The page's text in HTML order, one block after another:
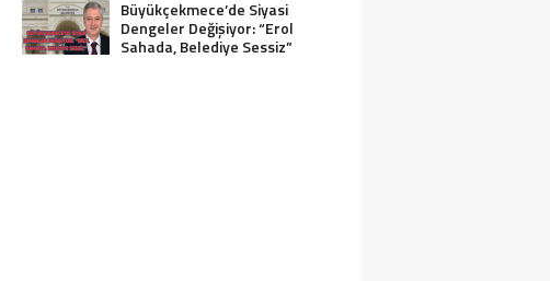
Büyükçekmece’de Siyasi
Dengeler Değişiyor: “Erol
Sahada, Belediye Sessiz”